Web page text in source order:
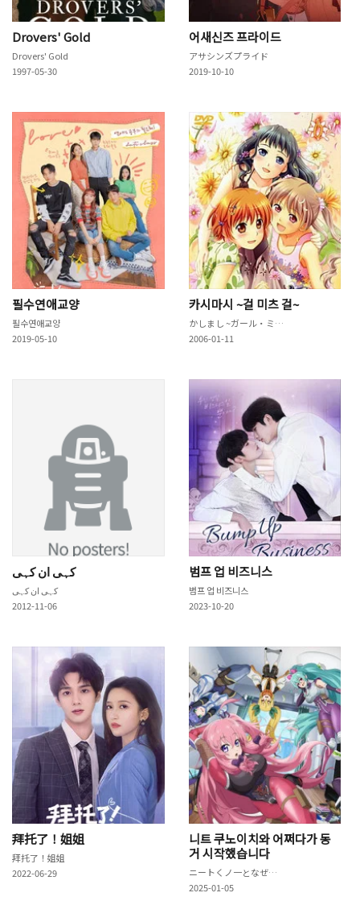
Drovers' Gold
Drovers' Gold
1997-05-30
어새신즈 프라이드
アサシンズプライド
2019-10-10
필수연애교양
필수연애교양
2019-05-10
카시마시 ~걸 미츠 걸~
かしまし ~ガール・ミーツ・ガール~
2006-01-11
کہی ان کہی
کہی ان کہی
2012-11-06
범프 업 비즈니스
범프 업 비즈니스
2023-10-20
拜托了！姐姐
拜托了！姐姐
2022-06-29
니트 쿠노이치와 어쩌다가 동
거 시작했습니다
ニートくノ一となぜか同棲はじめました
2025-01-05